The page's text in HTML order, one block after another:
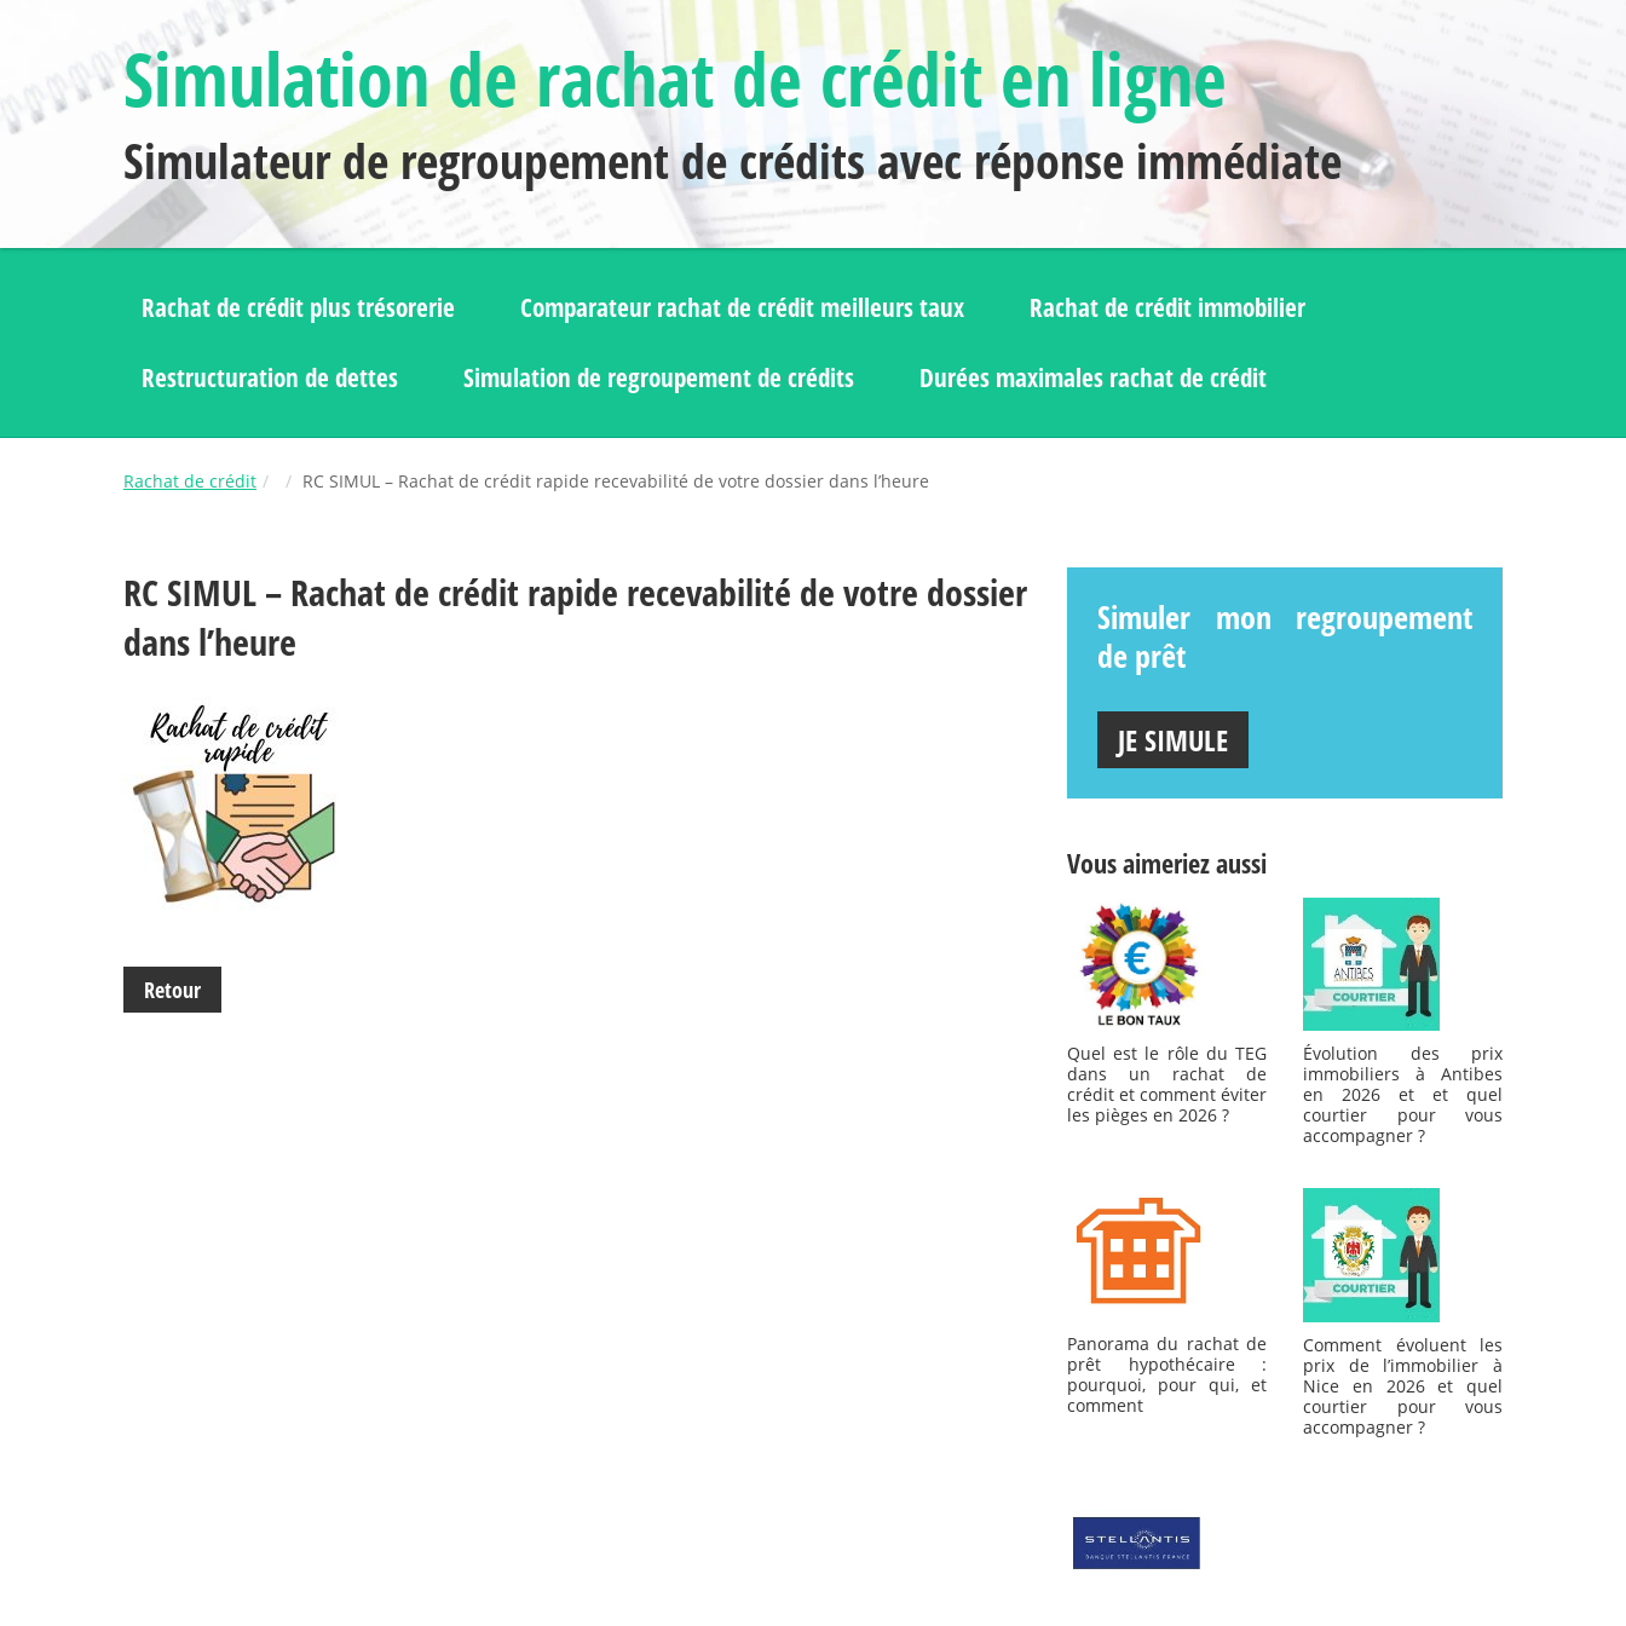
Simulation de rachat de crédit en ligne
Simulateur de regroupement de crédits avec réponse immédiate
Rachat de crédit plus trésorerie Comparateur rachat de crédit meilleurs taux Rachat de crédit immobilier
Restructuration de dettes Simulation de regroupement de crédits Durées maximales rachat de crédit
Rachat de crédit RC SIMUL – Rachat de crédit rapide recevabilité de votre dossier dans l’heure
RC SIMUL – Rachat de crédit rapide recevabilité de votre dossier
dans l’heure
Retour
Simuler mon regroupement
de prêt
JE SIMULE
Vous aimeriez aussi
Quel est le rôle du TEG
dans un rachat de
crédit et comment éviter
les pièges en 2026 ?
Évolution des prix
immobiliers à Antibes
en 2026 et et quel
courtier pour vous
accompagner ?
Panorama du rachat de
prêt hypothécaire :
pourquoi, pour qui, et
comment
Comment évoluent les
prix de l’immobilier à
Nice en 2026 et quel
courtier pour vous
accompagner ?